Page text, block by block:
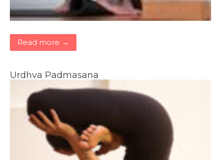
Read more →
Urdhva Padmasana